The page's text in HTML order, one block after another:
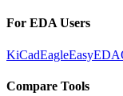
For EDA Users
KiCadEagleEasyEDA
Compare Tools